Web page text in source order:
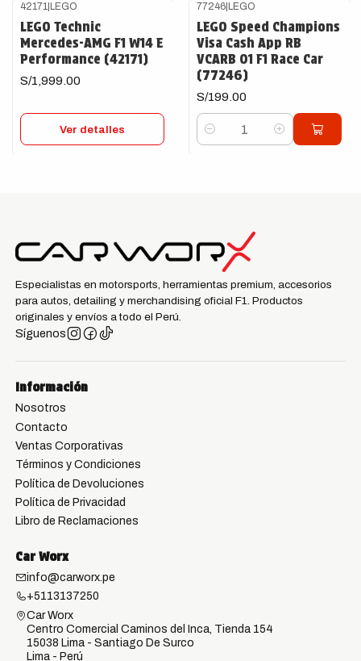
42171 |LEGO
LEGO Technic
Mercedes-AMG F1 W14 E
Performance (42171)
S/1,999.00
Ver detalles
77246|LEGO
LEGO Speed Champions
Visa Cash App RB
VCARB 01 F1 Race Car
(77246)
S/199.00
Cantidad
Especialistas en motorsports, herramientas premium, accesorios
para autos, detailing y merchandising oficial F1. Productos
originales y envíos a todo el Perú.
Síguenos
Información
Nosotros
Contacto
Ventas Corporativas
Términos y Condiciones
Política de Devoluciones
Política de Privacidad
Libro de Reclamaciones
Car Worx
info@carworx.pe
+5113137250
Car Worx
Centro Comercial Caminos del Inca, Tienda 154
15038 Lima - Santiago De Surco
Lima - Perú